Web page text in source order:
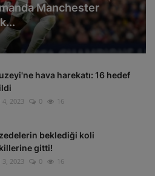
Manchester
hava harekatı: 16 hedef
4, 2023 0 16
beklediği koli
gitti!
3, 2023 0 16